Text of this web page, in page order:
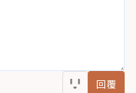
回覆